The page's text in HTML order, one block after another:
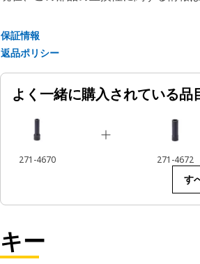
fasteners.
• Black oxide finish offers increased
Applications:
An Impact Socket is utilized in the
equipment, for servicing where high
保証情報
返品ポリシー
よく一緒に購入されている品
271-4670 271-4672
す
キー